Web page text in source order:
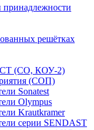
решётках
(СО, КОУ-2)
(СОП)
Sonatest
Olympus
Krautkramer
серии SENDAST